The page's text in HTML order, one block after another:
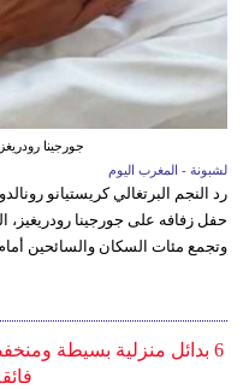
جورجينا
لشبونة - المغرب اليوم
رد النجم البرتغالي كريستيانو
حفل زفافه على جورجينا رودريغيز،
وتجمع مئات السكان والسائحين
6 بدائل منزلية بسيطة